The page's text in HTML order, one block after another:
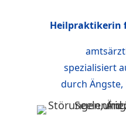
Heilpraktikerin
spezialisiert
durch Ängste,